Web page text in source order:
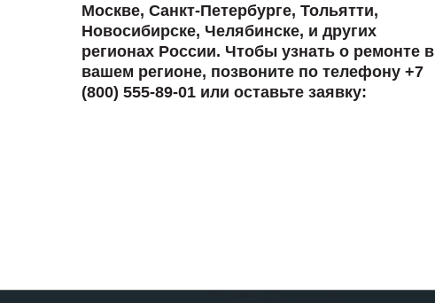
Москве, Санкт-Петербурге, Тольятти,
Новосибирске, Челябинске, и других
регионах России. Чтобы узнать о ремонте в
вашем регионе, позвоните по телефону +7
(800) 555-89-01 или оставьте заявку: